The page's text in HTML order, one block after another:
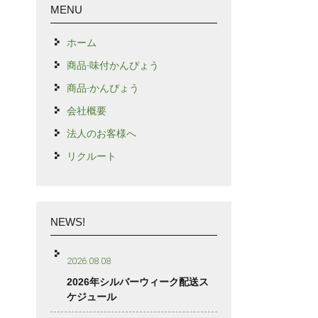
MENU
ホーム
商品-味付かんぴょう
商品-かんぴょう
会社概要
法人のお客様へ
リクルート
NEWS!
2026.08.08
2026年シルバーウィーク配送ス
ケジュール